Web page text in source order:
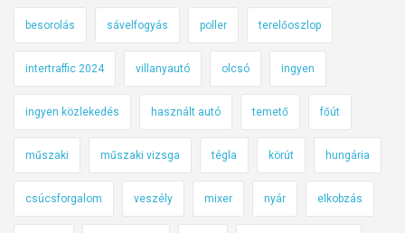
besorolás sávelfogyás poller terelőoszlop
intertraffic 2024 villanyautó olcsó ingyen
ingyen közlekedés használt autó temető főút
műszaki műszaki vizsga tégla körút hungária
csúcsforgalom veszély mixer nyár elkobzás